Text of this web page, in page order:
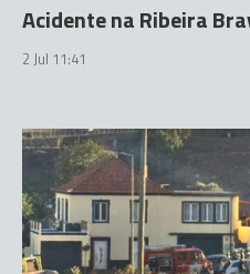
Acidente na Ribeira
2 Jul 11:41